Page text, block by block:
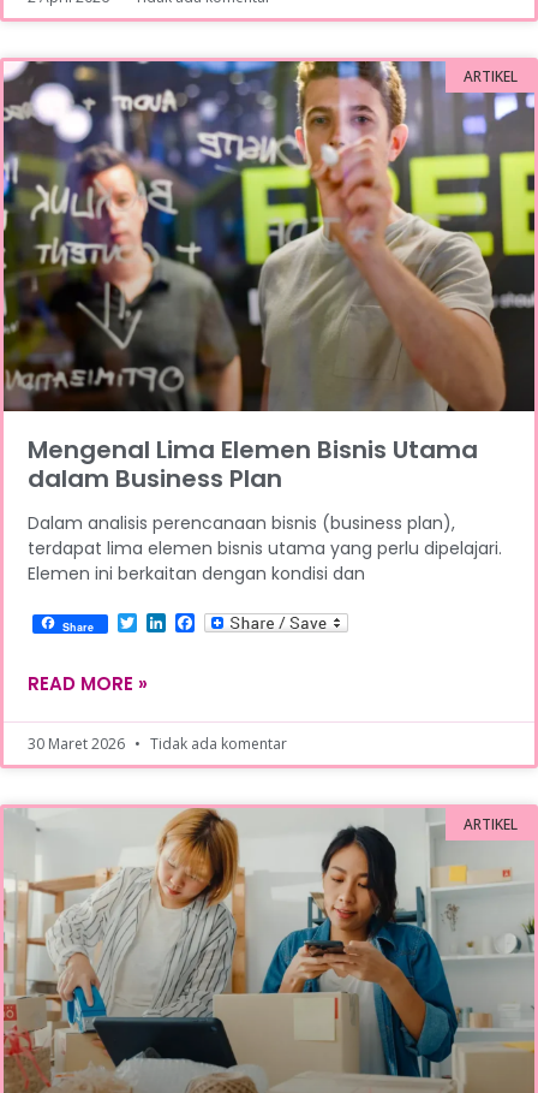
ARTIKEL
Mengenal Lima Elemen Bisnis Utama
dalam Business Plan
Dalam analisis perencanaan bisnis (business plan),
terdapat lima elemen bisnis utama yang perlu dipelajari.
Elemen ini berkaitan dengan kondisi dan
Share TwitterLinkedInFacebook
READ MORE »
30 Maret 2026 Tidak ada komentar
ARTIKEL